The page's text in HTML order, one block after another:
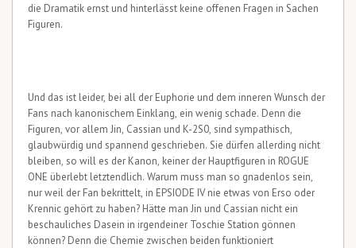
die Dramatik ernst und hinterlässt keine offenen Fragen in Sachen
Figuren.
Und das ist leider, bei all der Euphorie und dem inneren Wunsch der
Fans nach kanonischem Einklang, ein wenig schade. Denn die
Figuren, vor allem Jin, Cassian und K-2S0, sind sympathisch,
glaubwürdig und spannend geschrieben. Sie dürfen allerding nicht
bleiben, so will es der Kanon, keiner der Hauptfiguren in ROGUE
ONE überlebt letztendlich. Warum muss man so gnadenlos sein,
nur weil der Fan bekrittelt, in EPSIODE IV nie etwas von Erso oder
Krennic gehört zu haben? Hätte man Jin und Cassian nicht ein
beschauliches Dasein in irgendeiner Toschie Station gönnen
können? Denn die Chemie zwischen beiden funktioniert